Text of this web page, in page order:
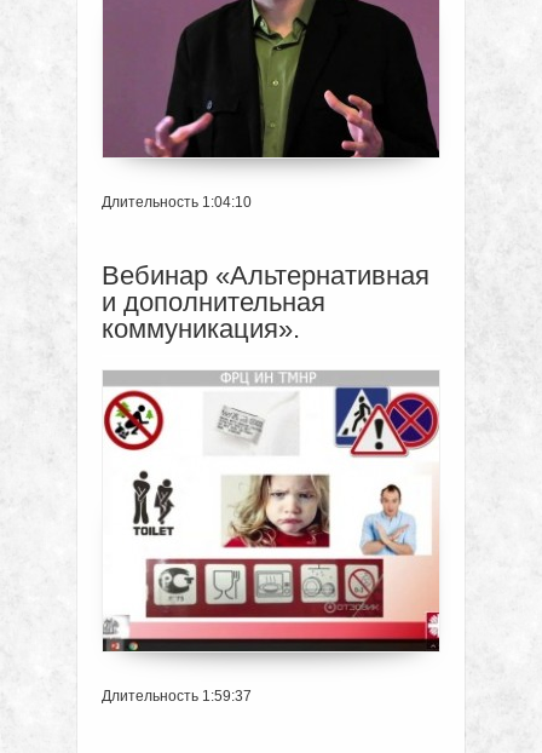
Длительность 1:04:10
Вебинар «Альтернативная
и дополнительная
коммуникация».
Длительность 1:59:37